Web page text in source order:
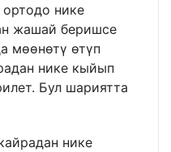
нике
жашай беришсе
мөөнөтү өтүп
нике кыйып
Бул шариятта
нике